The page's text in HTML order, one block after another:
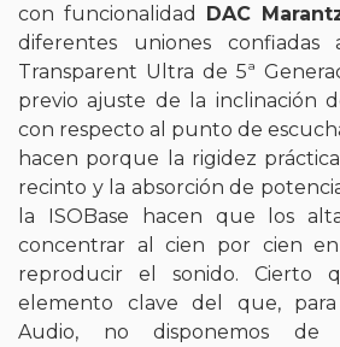
con funcionalidad
DAC
diferentes uniones confiadas
Transparent Ultra de 5ª
previo ajuste de la inclinación
con respecto al punto de
hacen porque la rigidez
recinto y la absorción de
la ISOBase hacen que los
concentrar al cien por cien
reproducir el sonido. Cierto
elemento clave del que,
Audio, no disponemos